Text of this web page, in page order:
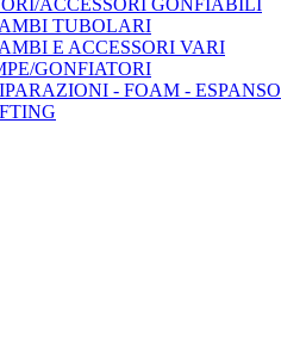
TUBOLARI
E ACCESSORI VARI
GONFIATORI
- FOAM - ESPANSO